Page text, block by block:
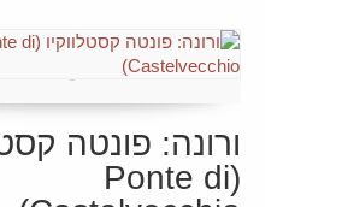
ורונה: פונטה
(Ponte di